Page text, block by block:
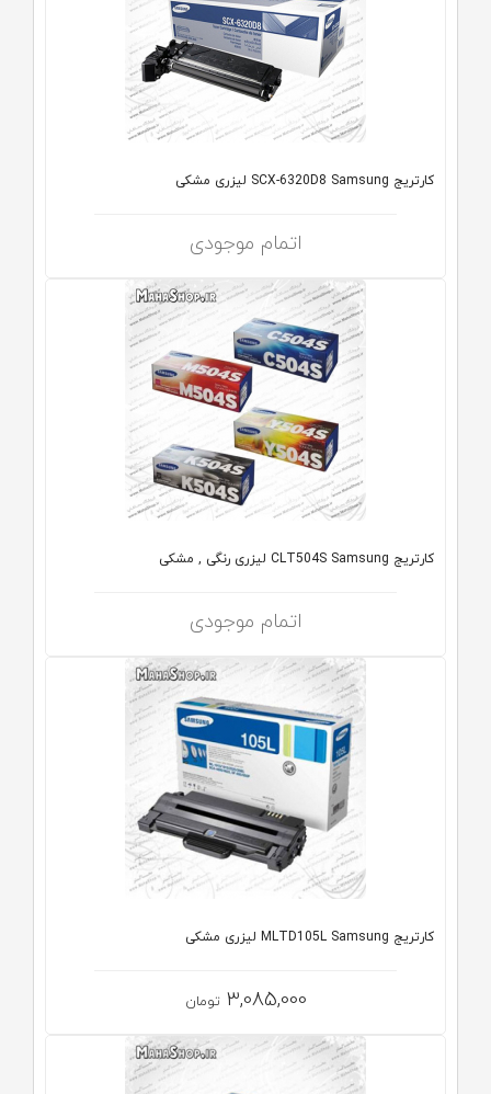
کارتریج SCX-6320D8 Samsung لیزری مشکی
اتمام موجودی
کارتریج CLT504S Samsung لیزری رنگی , مشکی
اتمام موجودی
کارتریج MLTD105L Samsung لیزری مشکی
3,085,000 تومان